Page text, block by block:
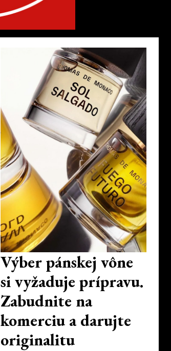
Výber pánskej vône
si vyžaduje prípravu.
Zabudnite na
komerciu a darujte
originalitu